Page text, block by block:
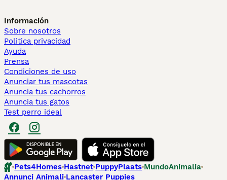
Información
Sobre nosotros
Politica privacidad
Ayuda
Prensa
Condiciones de uso
Anunciar tus mascotas
Anuncia tus cachorros
Anuncia tus gatos
Test perro ideal
Pets4Homes Hastnet PuppyPlaats MundoAnimalia
Annunci Animali Lancaster Puppies